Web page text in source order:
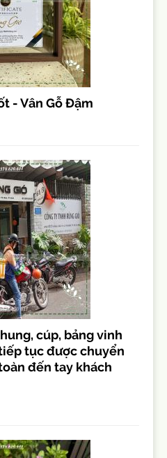
- Vân Gỗ Đậm
cúp, bảng vinh
tục được chuyển
đến tay khách